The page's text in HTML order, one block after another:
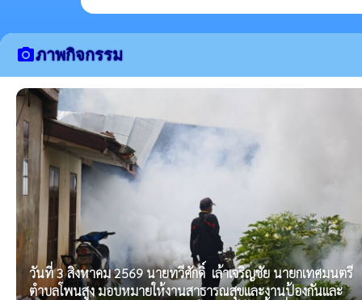
camera_altภาพกิจกรรม
วันที่ 3 สิงหาคม 2569 นายทวีศักดิ์ เล้าเจริญชัย นายกเทศมนตรี
ตำบลโพนสูง มอบหมายให้งานสาธารณสุขและงานป้องกันและ